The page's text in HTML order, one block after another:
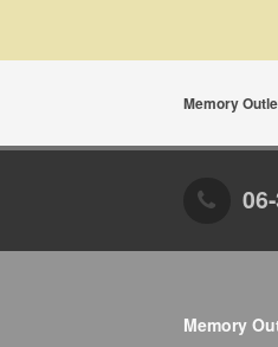
Memory
Memory